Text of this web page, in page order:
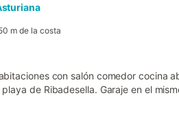
m de la costa
con salón comedor cocina
de Ribadesella. Garaje en el